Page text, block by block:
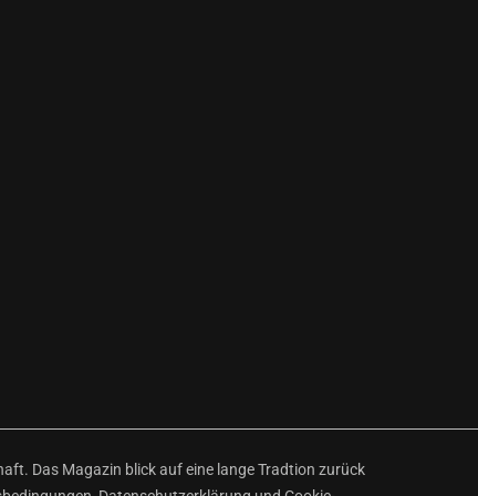
Das Magazin blick auf eine lange Tradtion zurück